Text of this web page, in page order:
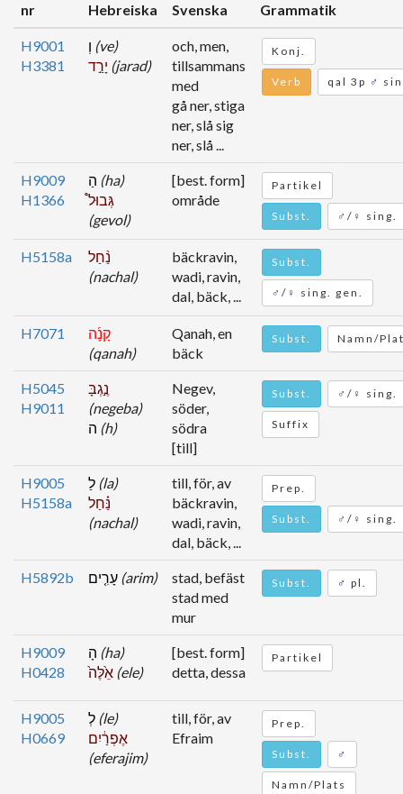
nr
Hebreiska Svenska Grammatik
H9001
H3381
(ve)
(jarad)
och, men,
tillsammans
med
gå ner, stiga
ner, slå sig
ner, slå ...
Konj.
Verb qal 3p ♂
H9009
H1366
(ha)
גְּבוּל֩
(gevol)
[best. form]
område
Partikel
Subst. ♂/♀ sing.
H5158a
נַ֨חַל
(nachal)
bäckravin,
wadi, ravin,
dal, bäck, ...
Subst.
♂/♀ sing. gen.
H7071
קָנָ֜ה
(qanah)
Qanah, en
bäck
Subst. Namn/
H5045
H9011
נֶ֣גְבָּ
(negeba)
(h)
Negev,
söder,
södra
[till]
Subst. ♂/♀ sing.
Suffix
H9005
H5158a
(la)
נַּ֗חַל
(nachal)
till, för, av
bäckravin,
wadi, ravin,
dal, bäck, ...
Prep.
Subst. ♂/♀ sing.
H5892b (arim)
stad, befäst
stad med
mur
Subst. ♂ pl.
H9009
H0428
(ha)
(ele)
[best. form]
detta, dessa
Partikel
H9005
H0669
(le)
אֶפְרַ֔יִם
(eferajim)
till, för, av
Efraim
Prep.
Subst. ♂
Namn/Plats